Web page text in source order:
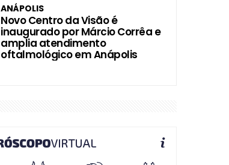
ANÁPOLIS
Novo Centro da Visão é
inaugurado por Márcio Corrêa e
amplia atendimento
oftalmológico em Anápolis